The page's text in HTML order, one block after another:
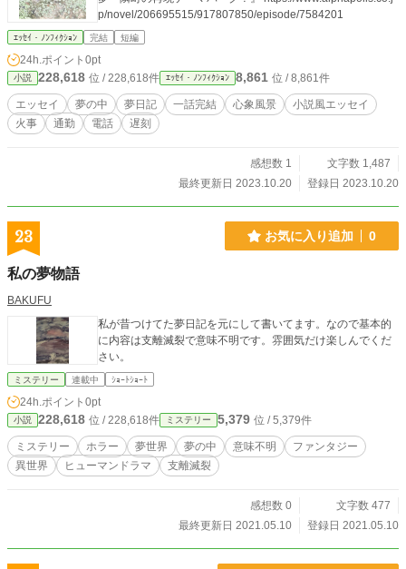
p/novel/206695515/917807850/episode/7584201
ｴｯｾｲ・ﾉﾝﾌｨｸｼｮﾝ 完結 短編
24h.ポイント 0pt
小説 228,618 位 / 228,618件 ｴｯｾｲ・ﾉﾝﾌｨｸｼｮﾝ 8,861 位 / 8,861件
エッセイ 夢の中 夢日記 一話完結 心象風景
小説風エッセイ
火事
通勤 電話 遅刻
感想数 1
文字数 1,487
最終更新日 2023.10.20
登録日 2023.10.20
23 お気に入り追加 0
私の夢物語
BAKUFU
私が昔つけてた夢日記を元にして書いてます。なので基本的
に内容は支離滅裂で意味不明です。雰囲気だけ楽しんでくだ
さい。
ミステリー 連載中 ｼｮｰﾄｼｮｰﾄ
24h.ポイント 0pt
小説 228,618 位 / 228,618件 ミステリー 5,379 位 / 5,379件
ミステリー ホラー 夢世界 夢の中 意味不明
ファンタジー
異世界
ヒューマンドラマ 支離滅裂
感想数 0
文字数 477
最終更新日 2021.05.10
登録日 2021.05.10